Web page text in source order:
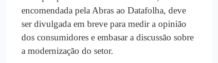
encomendada pela Abras ao Datafolha, deve
ser divulgada em breve para medir a opinião
dos consumidores e embasar a discussão sobre
a modernização do setor.